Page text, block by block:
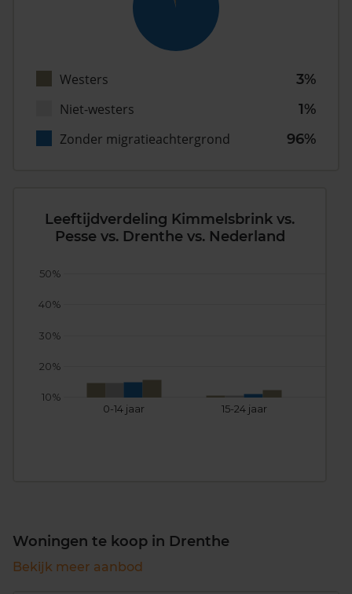
Westers
3%
Niet-westers
1%
Zonder migratieachtergrond
96%
Leeftijdverdeling Kimmelsbrink vs.
Pesse vs. Drenthe vs. Nederland
0-14 jaar 15-24 jaar
10%
20%
30%
40%
50%
Woningen te koop in Drenthe
Bekijk meer aanbod